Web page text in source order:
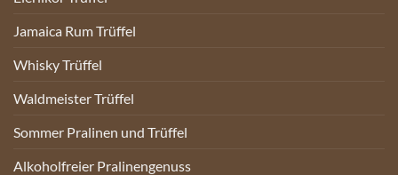
Jamaica Rum Trüffel
Whisky Trüffel
Waldmeister Trüffel
Sommer Pralinen und Trüffel
Alkoholfreier Pralinengenuss